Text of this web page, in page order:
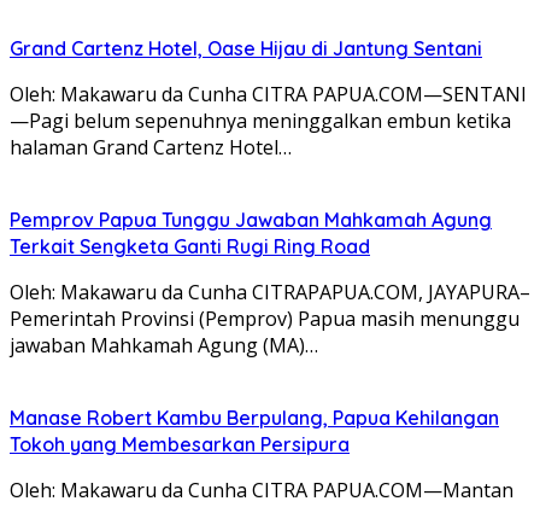
Grand Cartenz Hotel, Oase Hijau di Jantung Sentani
Oleh: Makawaru da Cunha CITRA PAPUA.COM—SENTANI
—Pagi belum sepenuhnya meninggalkan embun ketika
halaman Grand Cartenz Hotel…
Pemprov Papua Tunggu Jawaban Mahkamah Agung
Terkait Sengketa Ganti Rugi Ring Road
Oleh: Makawaru da Cunha CITRAPAPUA.COM, JAYAPURA–
Pemerintah Provinsi (Pemprov) Papua masih menunggu
jawaban Mahkamah Agung (MA)…
Manase Robert Kambu Berpulang, Papua Kehilangan
Tokoh yang Membesarkan Persipura
Oleh: Makawaru da Cunha CITRA PAPUA.COM—Mantan